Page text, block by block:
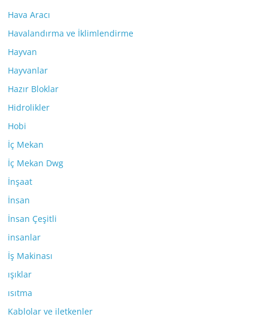
Hava Aracı
Havalandırma ve İklimlendirme
Hayvan
Hayvanlar
Hazır Bloklar
Hidrolikler
Hobi
İç Mekan
İç Mekan Dwg
İnşaat
İnsan
İnsan Çeşitli
insanlar
İş Makinası
ışıklar
ısıtma
Kablolar ve iletkenler